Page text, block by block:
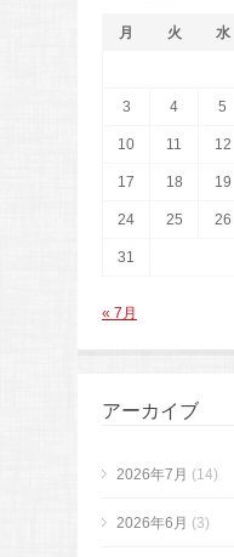
月 火 水
3 4 5
10 11 12
17 18 19
24 25 26
31
« 7月
アーカイブ
2026年7月 (14)
2026年6月 (3)